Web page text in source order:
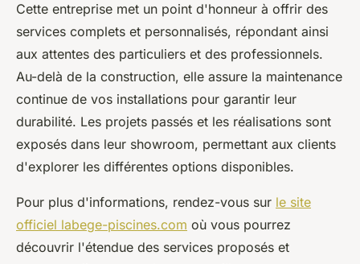
Cette entreprise met un point d'honneur à offrir des
services complets et personnalisés, répondant ainsi
aux attentes des particuliers et des professionnels.
Au-delà de la construction, elle assure la maintenance
continue de vos installations pour garantir leur
durabilité. Les projets passés et les réalisations sont
exposés dans leur showroom, permettant aux clients
d'explorer les différentes options disponibles.
Pour plus d'informations, rendez-vous sur le site
officiel labege-piscines.com où vous pourrez
découvrir l'étendue des services proposés et